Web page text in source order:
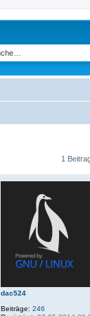
1
dac524
Beiträge: 246